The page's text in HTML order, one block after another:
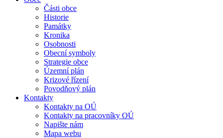
Části obce
Historie
Památky
Kronika
Osobnosti
Obecní symboly
Strategie obce
Územní plán
Krizové řízení
Povodňový plán
Kontakty
Kontakty na OÚ
Kontakty na pracovníky OÚ
Napište nám
Mapa webu